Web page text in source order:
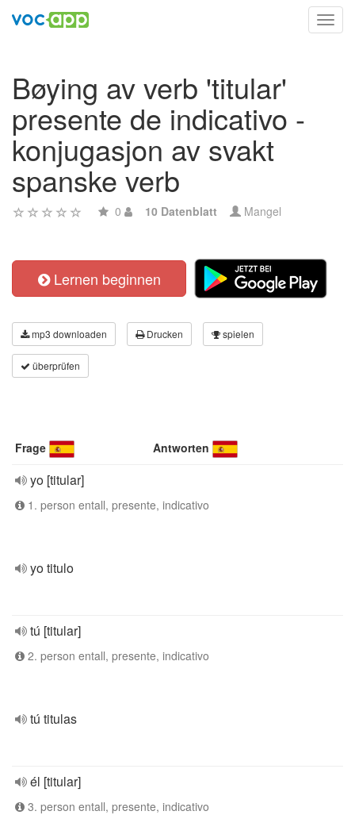
Bøying av verb 'titular'
presente de indicativo -
konjugasjon av svakt
spanske verb
0 10 Datenblatt Mangel
Lernen beginnen
mp3 downloaden Drucken spielen
überprüfen
Frage Antworten
yo [titular]
1. person entall, presente, indicativo
yo titulo
tú [titular]
2. person entall, presente, indicativo
tú titulas
él [titular]
3. person entall, presente, indicativo